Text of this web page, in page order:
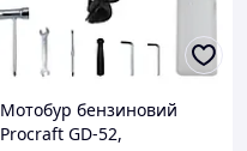
Мотобур бензиновий
Procraft GD-52,